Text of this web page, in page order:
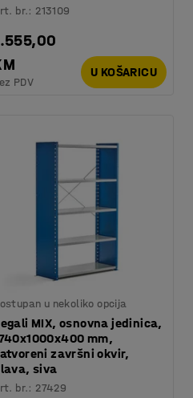
br.: 213109
PDV
U KOŠARICU
u nekoliko opcija
MIX, osnovna jedinica,
mm,
završni okvir,
siva
br.: 27429